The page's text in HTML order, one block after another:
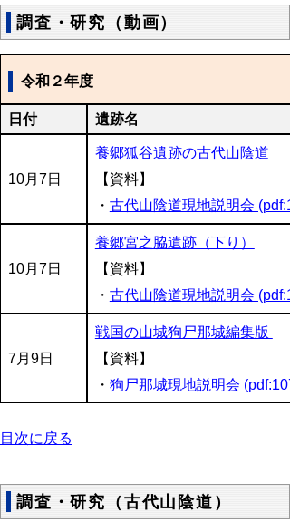
調査・研究（動画）
令和２年度
日付 遺跡名
10月7日
養郷狐谷遺跡の古代山陰道
【資料】
・ 古代山陰道現地説明会
10月7日
養郷宮之脇遺跡（下り）
【 資料】
・ 古代山陰道現地説明会
7月9日
戦国の山城狗尸那城編集版
【資料】
・ 狗尸那城現地説明会
目次に戻る
調査・研究（古代山陰道）